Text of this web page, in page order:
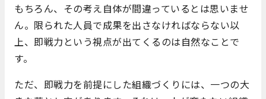
もちろん、その考え自体が間違っているとは思いませ
ん。限られた人員で成果を出さなければならない以
上、即戦力という視点が出てくるのは自然なことで
す。
ただ、即戦力を前提にした組織づくりには、一つの大